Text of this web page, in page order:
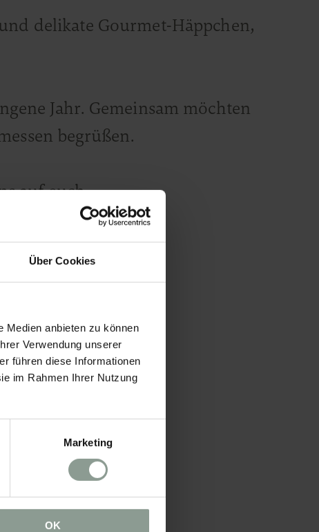
Über Cookies
Medien anbieten zu können
Verwendung unserer
führen diese Informationen
im Rahmen Ihrer Nutzung
Marketing
OK
delikate Gourmet-Häppchen,
Jahr. Gemeinsam möchten
begrüßen.
auf euch.